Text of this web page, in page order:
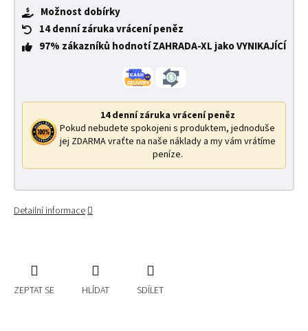
Možnost dobírky
14 denní záruka vrácení peněz
97% zákazníků hodnotí ZAHRADA-XL jako VYNIKAJÍCÍ
14 denní záruka vrácení peněz
Pokud nebudete spokojeni s produktem, jednoduše
jej ZDARMA vraťte na naše náklady a my vám vrátíme
peníze.
Detailní informace
ZEPTAT SE HLÍDAT SDÍLET